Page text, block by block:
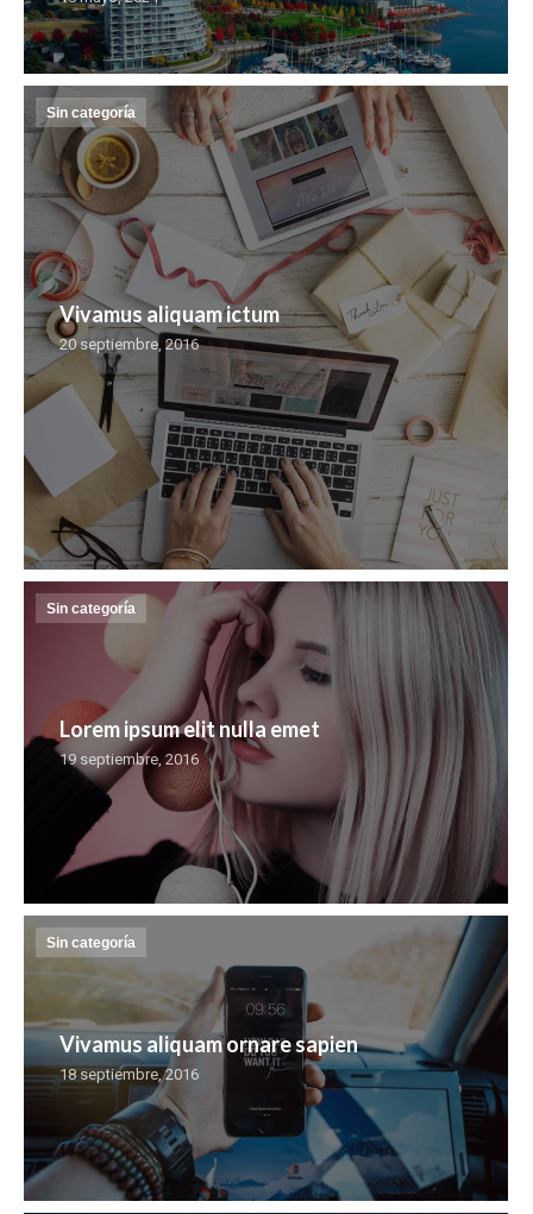
Sin categoría
Vivamus aliquam ictum
20 septiembre, 2016
Sin categoría
Lorem ipsum elit nulla emet
19 septiembre, 2016
Sin categoría
Vivamus aliquam ornare sapien
18 septiembre, 2016